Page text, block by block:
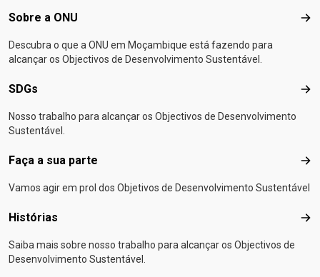
Footer menu
Sobre a ONU
Descubra o que a ONU em Moçambique está fazendo para
alcançar os Objectivos de Desenvolvimento Sustentável.
SDGs
Nosso trabalho para alcançar os Objectivos de Desenvolvimento
Sustentável.
Faça a sua parte
Vamos agir em prol dos Objetivos de Desenvolvimento Sustentável
Histórias
Saiba mais sobre nosso trabalho para alcançar os Objectivos de
Desenvolvimento Sustentável.